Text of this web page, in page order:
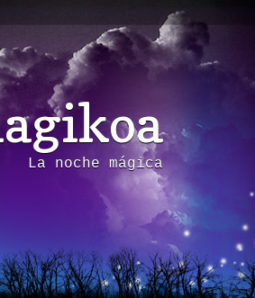
La noche mágica